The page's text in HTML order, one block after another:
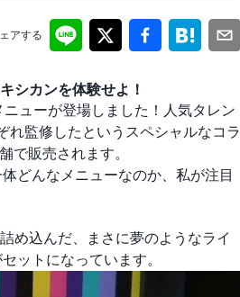
アする
シカンを体験せよ！
ューが登場しました！人気タレン
れ監修したというスペシャルなコラ
で販売されます。
どんなメニューなのか、私が注目
め込んだ、まさに夢のようなライ
ットになっています。